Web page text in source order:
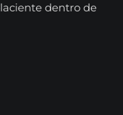
dentro de